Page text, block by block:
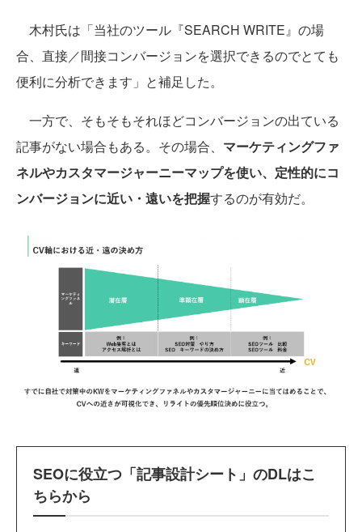
木村氏は「当社のツール『SEARCH WRITE』の場
合、直接／間接コンバージョンを選択できるのでとても
便利に分析できます」と補足した。
一方で、そもそもそれほどコンバージョンの出ている
記事がない場合もある。その場合、 マーケティングファ
ネルやカスタマージャーニーマップを使い、定性的にコ
ンバージョンに近い・遠いを把握するのが有効だ。
SEOに役立つ「記事設計シート」のDLはこ
ちらから